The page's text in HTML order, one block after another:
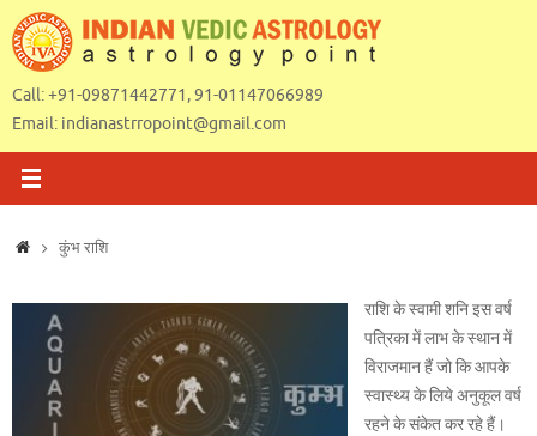
Skip
to
content
Call: +91-09871442771, 91-01147066989
Email: indianastrropoint@gmail.com
Homeकुंभ राशि
राशि के स्वामी शनि इस वर्ष
पत्रिका में लाभ के स्थान में
विराजमान हैं जो कि आपके
स्वास्थ्य के लिये अनुकूल वर्ष
रहने के संकेत कर रहे हैं।